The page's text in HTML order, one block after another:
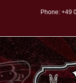
springen
Phone: +49